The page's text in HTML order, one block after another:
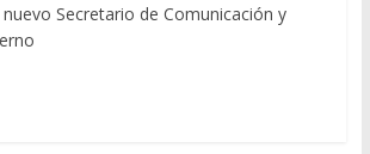
Secretario de Comunicación y